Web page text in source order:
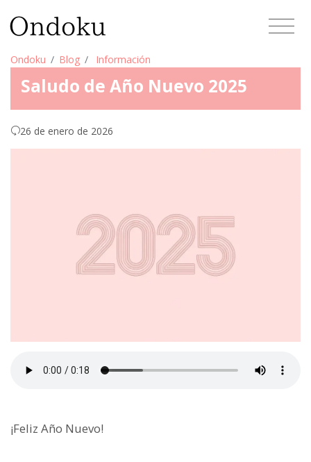
Ondoku Blog Información
Saludo de Año Nuevo 2025
26 de enero de 2026
¡Feliz Año Nuevo!